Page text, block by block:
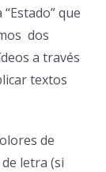
que
dos
a través
textos
de
letra (si